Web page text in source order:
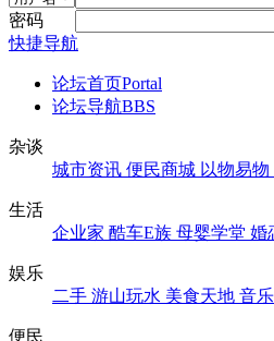
密码
快捷导航
论坛首页Portal
论坛导航BBS
杂谈
城市资讯 便民商城 以物易物
生活
企业家 酷车E族 母婴学堂 婚
娱乐
二手 游山玩水 美食天地 音乐
便民